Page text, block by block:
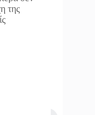
της